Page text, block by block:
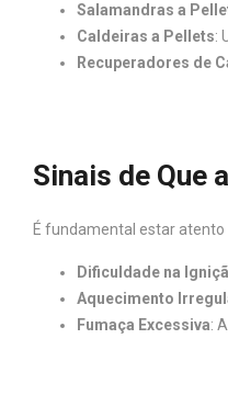
Salamandras a
Caldeiras a Pellets:
Recuperadores de
Sinais de Que
É fundamental estar atento
Dificuldade na
Aquecimento
Fumaça Excessiva: